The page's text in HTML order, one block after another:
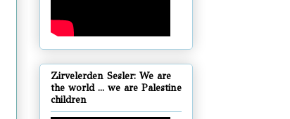
Zirvelerden Sesler: We are
the world ... we are Palestine
children